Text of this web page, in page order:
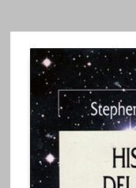
CIENTÍFICA
/
JORGE
POVEDA
ARIAS